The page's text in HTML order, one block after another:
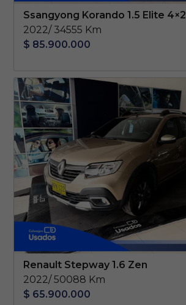
Ssangyong Korando 1.5 Elite 4×2
2022/ 34555 Km
$ 85.900.000
Renault Stepway 1.6 Zen
2022/ 50088 Km
$ 65.900.000